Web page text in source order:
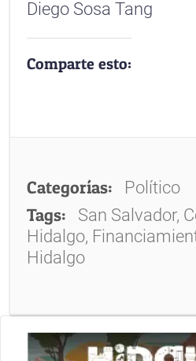
Diego Sosa Tang
Comparte esto:
Categorías: Político
Tags:
San Salvador,
Hidalgo,
Hidalgo